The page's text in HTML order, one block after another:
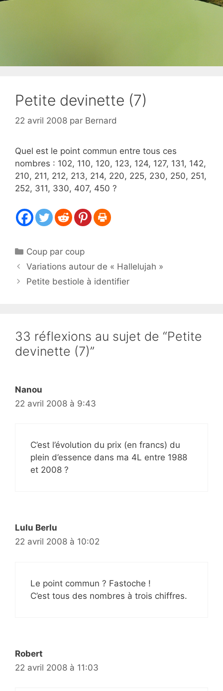
Petite devinette (7)
22 avril 2008 par Bernard
Quel est le point commun entre tous ces
nombres : 102, 110, 120, 123, 124, 127, 131, 142,
210, 211, 212, 213, 214, 220, 225, 230, 250, 251,
252, 311, 330, 407, 450 ?
Catégories
Coup par coup
Variations autour de « Hallelujah »
Petite bestiole à identifier
33 réflexions au sujet de “Petite
devinette (7)”
Nanou
22 avril 2008 à 9:43
C’est l’évolution du prix (en francs) du
plein d’essence dans ma 4L entre 1988
et 2008 ?
Lulu Berlu
22 avril 2008 à 10:02
Le point commun ? Fastoche !
C’est tous des nombres à trois chiffres.
Robert
22 avril 2008 à 11:03